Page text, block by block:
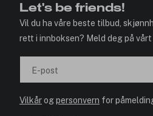
Let's be friends!
Vil du ha våre beste tilbud,
rett i innboksen? Meld deg på
E-post
Vilkårogpersonvern for